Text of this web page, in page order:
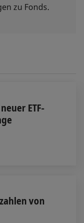
zu Fonds.
ETF-
von